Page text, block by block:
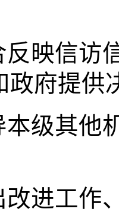
反映信
政府提供
本级其
改进工